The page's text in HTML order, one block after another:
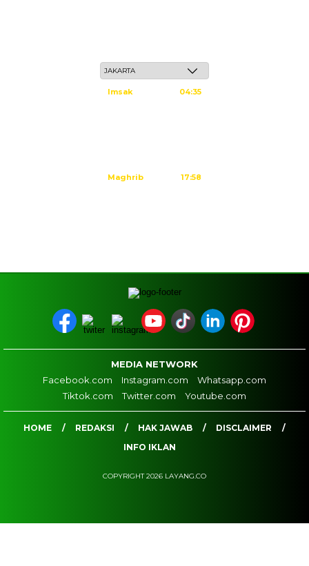
Imsak 04:35
Maghrib 17:58
MEDIA NETWORK
Facebook.com
Instagram.com
Whatsapp.com
Tiktok.com
Twitter.com Youtube.com
HOME REDAKSI HAK JAWAB
DISCLAIMER
INFO IKLAN
COPYRIGHT 2026 LAYANG.CO